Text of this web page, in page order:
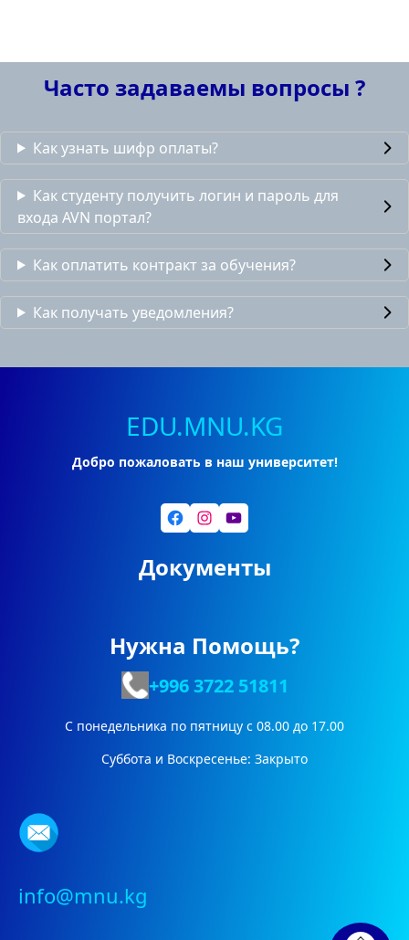
Часто задаваемы вопросы ?
Как узнать шифр оплаты?
Как студенту получить логин и пароль для
входа AVN портал?
Как оплатить контракт за обучения?
Как получать уведомления?
EDU.MNU.KG
Добро пожаловать в наш университет!
Facebook Instagram YouTube
Документы
Нужна Помощь?
+996 372251811
С понедельника по пятницу с 08.00 до 17.00
Суббота и Воскресенье: Закрыто
info@mnu.kg